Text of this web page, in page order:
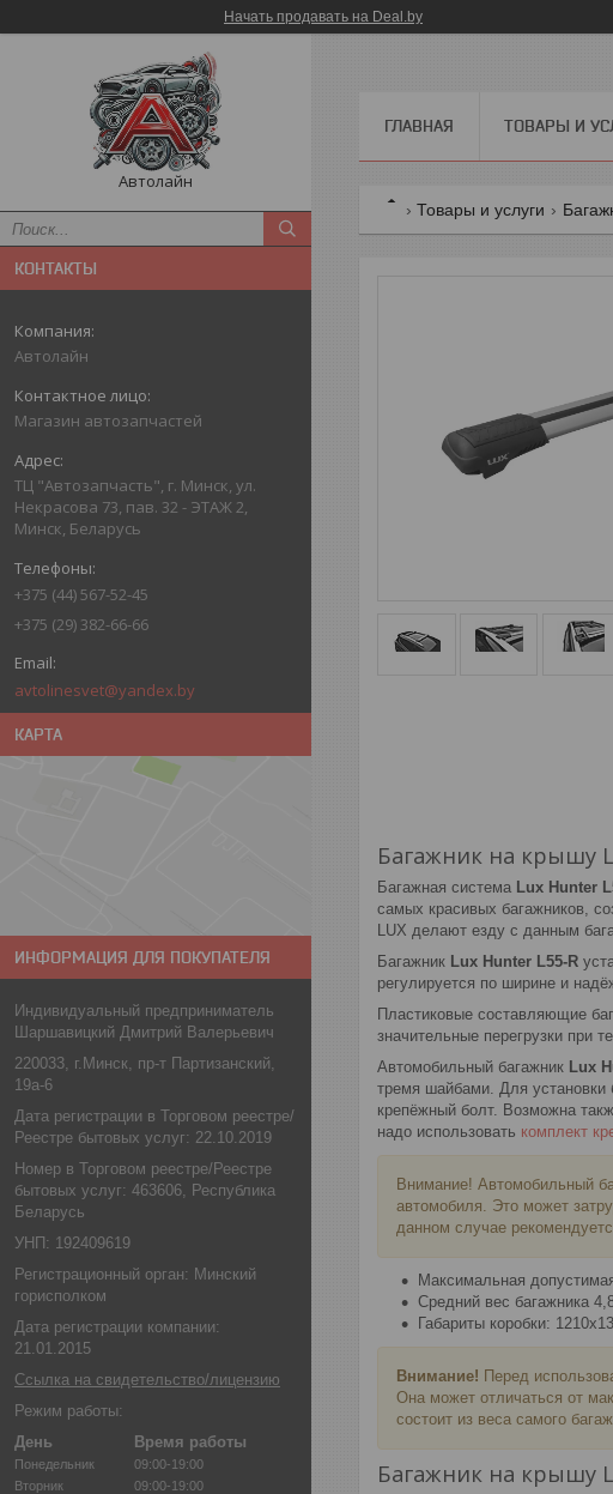
Начать продавать на Deal.by
Автолайн
КОНТАКТЫ
Автолайн
Магазин автозапчастей
ТЦ "Автозапчасть", г. Минск, ул.
Некрасова 73, пав. 32 - ЭТАЖ 2,
Минск, Беларусь
+375 (44) 567-52-45
+375 (29) 382-66-66
avtolinesvet@yandex.by
КАРТА
ИНФОРМАЦИЯ ДЛЯ ПОКУПАТЕЛЯ
Индивидуальный предприниматель
Шаршавицкий Дмитрий Валерьевич
220033, г.Минск, пр-т Партизанский,
19а-6
Дата регистрации в Торговом реестре/
Реестре бытовых услуг: 22.10.2019
Номер в Торговом реестре/Реестре
бытовых услуг: 463606, Республика
Беларусь
УНП: 192409619
Регистрационный орган: Минский
горисполком
Дата регистрации компании:
21.01.2015
Ссылка на свидетельство/лицензию
Режим работы:
День
Время работы
Понедельник
09:00-19:00
Вторник
09:00-19:00
ГЛАВНАЯ ТОВАРЫ И
Товары и услуги
Багажник на крышу
Багажная система Lux Hunter
самых красивых багажников,
LUX делают езду с данным
Багажник Lux Hunter L55-R
регулируется по ширине и
Пластиковые составляющие
значительные перегрузки при
Автомобильный багажник Lux
тремя шайбами. Для установки
крепёжный болт. Возможна
надо использовать комплект
Внимание! Автомобильный
автомобиля. Это может
данном случае
Максимальная
Средний вес багажника 4,8
Габариты коробки:
Внимание! Перед
Она может отличаться от
состоит из веса самого
Багажник на крышу